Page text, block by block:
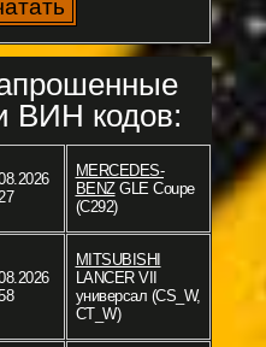
ВИН кодов:
MERCEDES-
BENZGLE Coupe
(C292)
MITSUBISHI
LANCER VII
универсал (CS_W,
CT_W)